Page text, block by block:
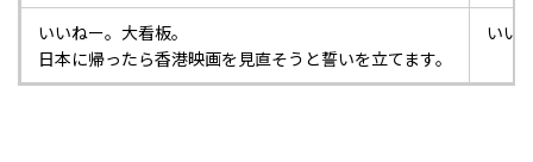
いいねー。大看板。
日本に帰ったら香港映画を見直そうと誓いを立てます。
いい